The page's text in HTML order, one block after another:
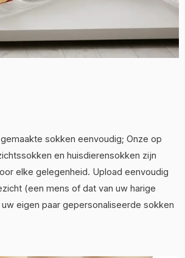
sokken eenvoudig; Onze op
en huisdierensokken zijn
elke gelegenheid. Upload eenvoudig
(een mens of dat van uw harige
eigen paar gepersonaliseerde sokken